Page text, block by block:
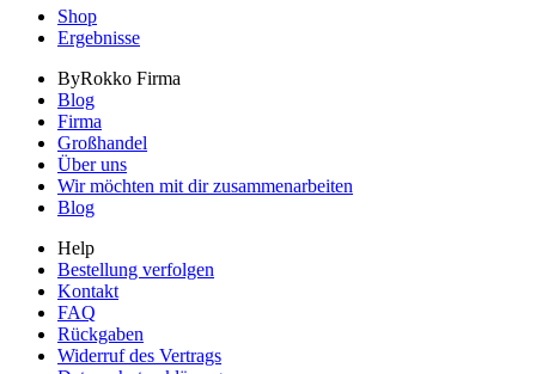
Shop
Ergebnisse
ByRokko Firma
Blog
Firma
Großhandel
Über uns
Wir möchten mit dir zusammenarbeiten
Blog
Help
Bestellung verfolgen
Kontakt
FAQ
Rückgaben
Widerruf des Vertrags